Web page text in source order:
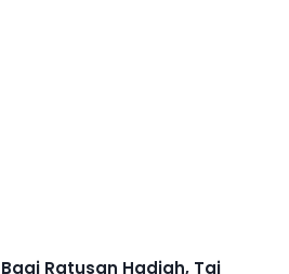
Ratusan Hadiah, Taj